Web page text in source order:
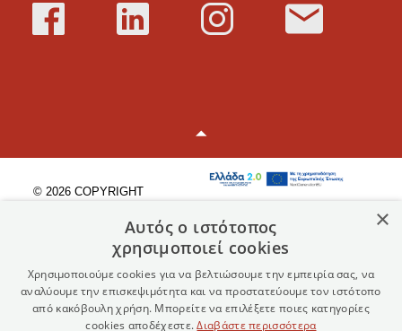
© 2026 COPYRIGHT
Πολιτική Προστασίας
Προσωπικών Δεδομένων
Όροι Χρήσης
×
Αυτός ο ιστότοπος
χρησιμοποιεί cookies
Χρησιμοποιούμε cookies για να βελτιώσουμε την εμπειρία σας, να
αναλύουμε την επισκεψιμότητα και να προστατεύουμε τον ιστότοπο
από κακόβουλη χρήση. Μπορείτε να επιλέξετε ποιες κατηγορίες
cookies αποδέχεστε.Διαβάστε περισσότερα